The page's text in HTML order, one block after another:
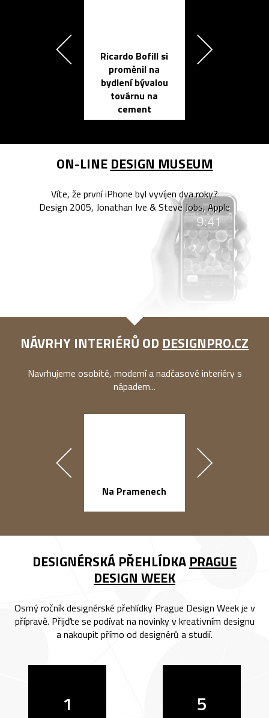
Ricardo Bofill si
proměnil na
bydlení bývalou
továrnu na
cement
ON-LINE DESIGN MUSEUM
Víte, že první iPhone byl vyvíjen dva roky?
Design 2005, Jonathan Ive & Steve Jobs, Apple
NÁVRHY INTERIÉRŮ OD DESIGNPRO.CZ
Navrhujeme osobité, moderní a nadčasové interiéry s
nápadem...
Na Pramenech
DESIGNÉRSKÁ PŘEHLÍDKA PRAGUE
DESIGN WEEK
Osmý ročník designérské přehlídky Prague Design Week je v
přípravě. Přijďte se podívat na novinky v kreativním designu
a nakoupit přímo od designérů a studií.
1 5